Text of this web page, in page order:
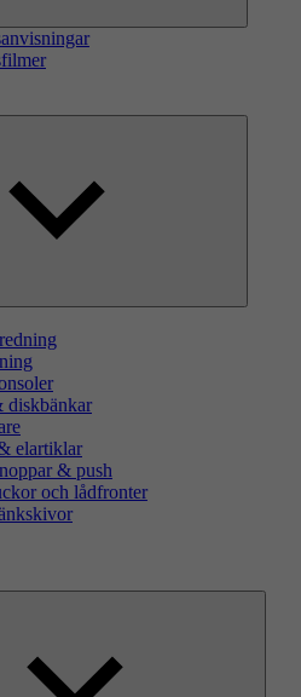
diskbänkar
elartiklar
& push
och lådfronter